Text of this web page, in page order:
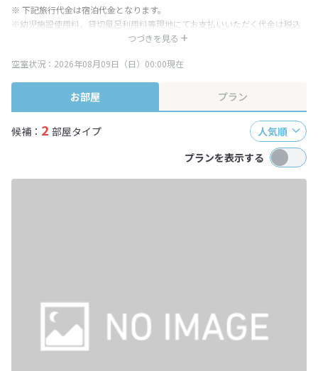
つづきを見る
※ 下記旅行代金は宿泊代金となります。
※幼児施設使用料、貸切風呂利用料等現地にてお支払いいただく代金は税込
み表記となりますが、消費税増税に伴い代金が一部変更となる場合がござい
※表示されている旅行代金・プラン内容は一定時間ごとに更新されます。最
終確認画面でご確認ください。
空室状況：2026年08月09日（日）00:00現在
お部屋 プラン
候補： 2 部屋タイプ
人気順
プランを表示する